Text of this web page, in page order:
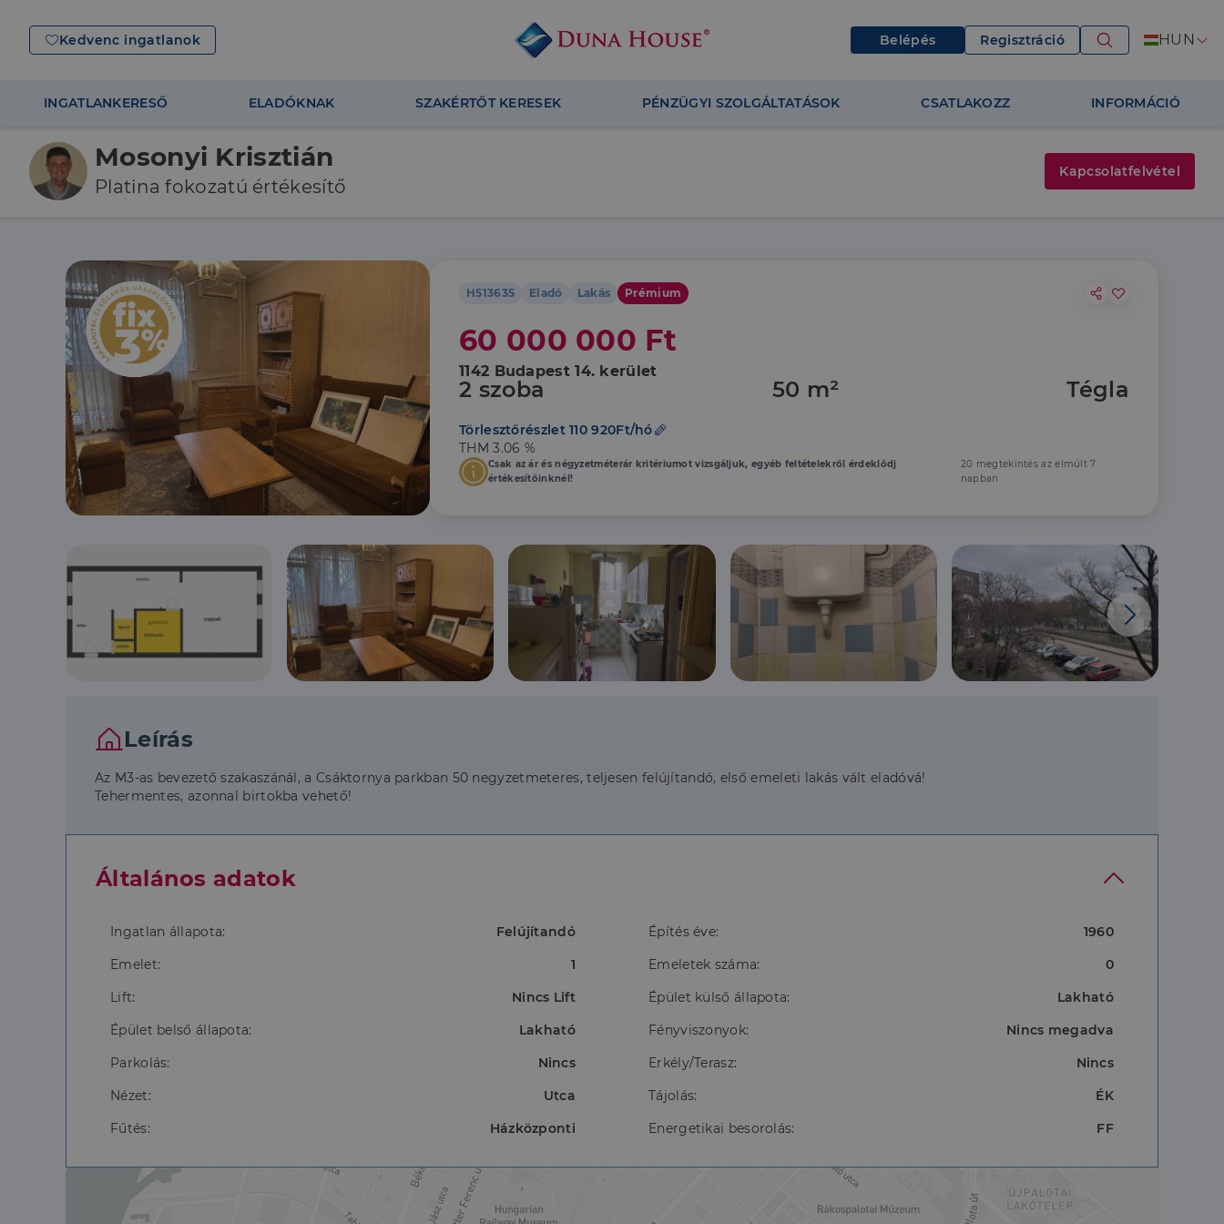
Kedvenc ingatlanok Belépés Regisztráció HUN
INGATLANKERESŐ ELADÓKNAK SZAKÉRTŐT KERESEK PÉNZÜGYI SZOLGÁLTATÁSOK CSATLAKOZZ INFORMÁCIÓ
H513635 Eladó Lakás Prémium
60 000 000 Ft
1142 Budapest 14. kerület
2 szoba 50 m² Tégla
Törlesztőrészlet 110 920Ft/hó
THM 3.06 %
Csak az ár és négyzetméterár kritériumot vizsgáljuk, egyéb feltételekről érdeklődj
értékesítőinknél!
20 megtekintés az elmúlt 7
napban
Leírás
Az M3-as bevezető szakaszánál, a Csáktornya parkban 50 negyzetmeteres, teljesen felújítandó, első emeleti lakás vált eladóvá!
Tehermentes, azonnal birtokba vehető!
Általános adatok
Ingatlan állapota: Felújítandó Építés éve:
1960
Emelet:
1 Emeletek száma:
0
Lift:
Nincs Lift Épület külső állapota:
Lakható
Épület belső állapota:
Lakható Fényviszonyok:
Nincs megadva
Parkolás:
Nincs Erkély/Terasz:
Nincs
Nézet:
Utca Tájolás:
ÉK
Fűtés:
Házközponti Energetikai besorolás: FF
Mosonyi Krisztián
Platina fokozatú értékesítő
Kapcsolatfelvétel